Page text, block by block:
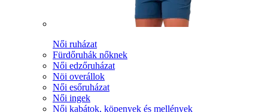
Női ruházat
Fürdőruhák nőknek
Női edzőruházat
Nöi overállok
Női esőruházat
Női ingek
Női kabátok, köpenyek és mellények